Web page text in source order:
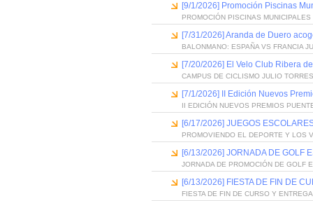
[9/1/2026] Promoción Piscinas
PROMOCIÓN PISCINAS
[7/31/2026] Aranda de Duero
BALONMANO: ESPAÑA VS FRANCIA
[7/20/2026] El Velo Club Ribera
CAMPUS DE CICLISMO JULIO
[7/1/2026] II Edición Nuevos
II EDICIÓN NUEVOS PREMIOS
[6/17/2026] JUEGOS
PROMOVIENDO EL DEPORTE Y LOS
[6/13/2026] JORNADA DE GOLF
JORNADA DE PROMOCIÓN DE GOLF
[6/13/2026] FIESTA DE FIN DE
FIESTA DE FIN DE CURSO Y